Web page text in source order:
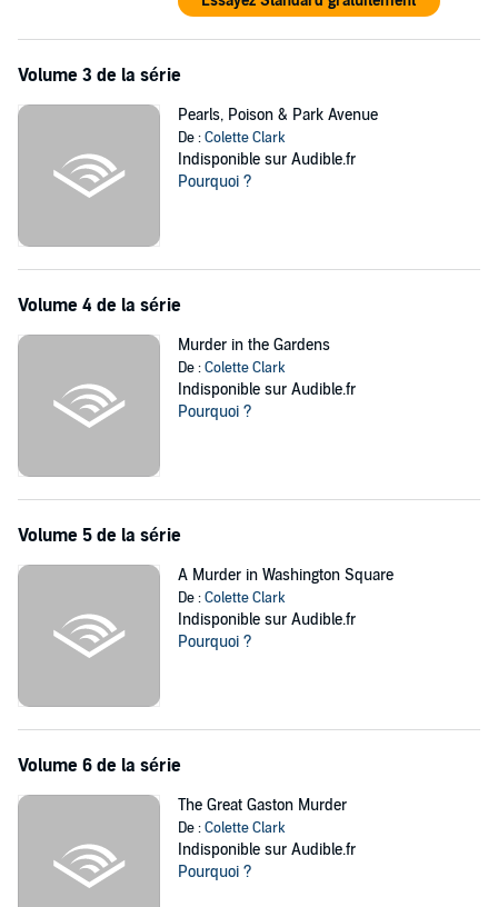
Volume 3 de la série
Pearls, Poison & Park Avenue
De :Colette Clark
Indisponible sur Audible.fr
Pourquoi ?
Volume 4 de la série
Murder in the Gardens
De :Colette Clark
Indisponible sur Audible.fr
Pourquoi ?
Volume 5 de la série
A Murder in Washington Square
De :Colette Clark
Indisponible sur Audible.fr
Pourquoi ?
Volume 6 de la série
The Great Gaston Murder
De :Colette Clark
Indisponible sur Audible.fr
Pourquoi ?